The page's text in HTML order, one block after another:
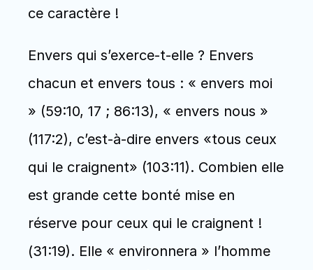
ce caractère !
Envers qui s’exerce-t-elle ? Envers
chacun et envers tous : « envers moi
» (59:10, 17 ; 86:13), « envers nous »
(117:2), c’est-à-dire envers «tous ceux
qui le craignent» (103:11). Combien elle
est grande cette bonté mise en
réserve pour ceux qui le craignent !
(31:19). Elle « environnera » l’homme